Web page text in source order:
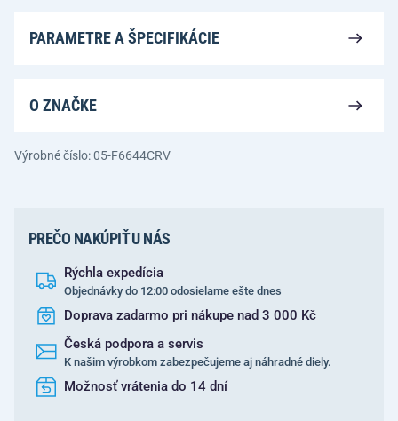
PARAMETRE A ŠPECIFIKÁCIE
O ZNAČKE
Výrobné číslo: 05-F6644CRV
PREČO NAKÚPIŤ U NÁS
Rýchla expedícia
Objednávky do 12:00 odosielame ešte dnes
Doprava zadarmo pri nákupe nad 3 000 Kč
Česká podpora a servis
K našim výrobkom zabezpečujeme aj náhradné diely.
Možnosť vrátenia do 14 dní